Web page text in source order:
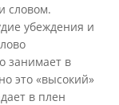
словом.
убеждения и
занимает в
это «высокий»
в плен